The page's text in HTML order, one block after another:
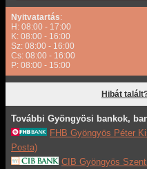
Nyitvatartás:
H: 08:00 - 17:00
K: 08:00 - 16:00
Sz: 08:00 - 16:00
Cs: 08:00 - 16:00
P: 08:00 - 15:00
Hibát
További Gyöngyösi bankok,
FHB Gyöngyös Péter
Posta)
CIB Gyöngyös